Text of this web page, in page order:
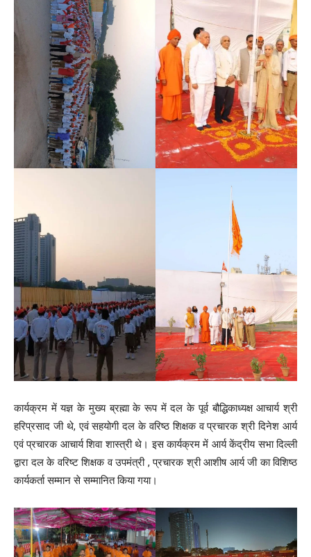
कार्यक्रम में यज्ञ के मुख्य ब्रह्मा के रूप में दल के पूर्व बौद्धिकाध्यक्ष आचार्य श्री
हरिप्रसाद जी थे, एवं सहयोगी दल के वरिष्ठ शिक्षक व प्रचारक श्री दिनेश आर्य
एवं प्रचारक आचार्य शिवा शास्त्री थे। इस कार्यक्रम में आर्य केंद्रीय सभा दिल्ली
द्वारा दल के वरिष्ट शिक्षक व उपमंत्री , प्रचारक श्री आशीष आर्य जी का विशिष्ठ
कार्यकर्ता सम्मान से सम्मानित किया गया।